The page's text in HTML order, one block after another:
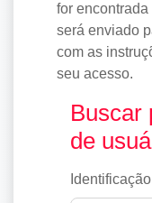
for encontrada
será enviado
com as
seu acesso.
Buscar por
Buscar
de